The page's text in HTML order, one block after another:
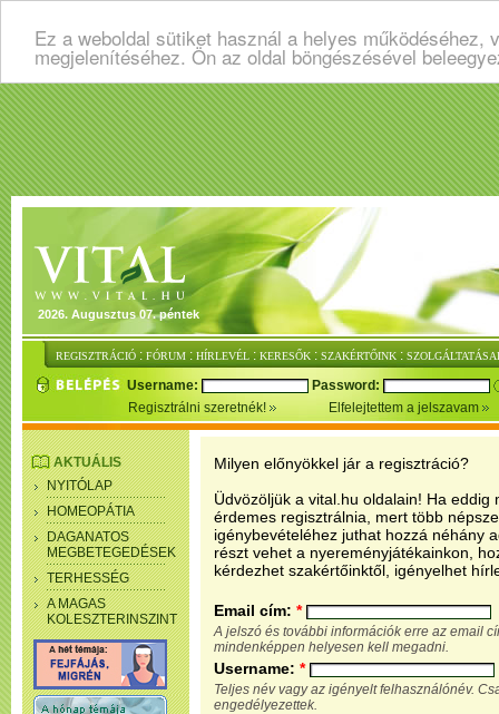
Ez a weboldal sütiket használ a helyes
megjelenítéséhez. Ön az oldal böngészésével
2026. Augusztus 07. péntek
REGISZTRÁCIÓ : FÓRUM : HÍRLEVÉL : KERESŐK : SZAKÉRTŐINK :
Username:
Password:
Regisztrálni szeretnék!
Elfelejtettem a jelszavam
AKTUÁLIS
NYITÓLAP
HOMEOPÁTIA
DAGANATOS
MEGBETEGEDÉSEK
TERHESSÉG
A MAGAS
KOLESZTERINSZINT
Milyen előnyökkel jár a regisztráció?
Üdvözöljük a vital.hu oldalain! Ha eddig
érdemes regisztrálnia, mert több
igénybevételéhez juthat hozzá néhány
részt vehet a nyereményjátékainkon,
kérdezhet szakértőinktől, igényelhet
Email cím: *
A jelszó és további információk erre az email
mindenképpen helyesen kell megadni.
Username: *
Teljes név vagy az igényelt felhasználónév.
engedélyezettek.